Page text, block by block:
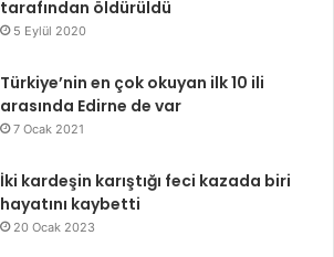
tarafından öldürüldü
5 Eylül 2020
Türkiye’nin en çok okuyan ilk 10 ili
arasında Edirne de var
7 Ocak 2021
İki kardeşin karıştığı feci kazada biri
hayatını kaybetti
20 Ocak 2023